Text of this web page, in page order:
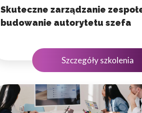
Skuteczne zarządzanie
budowanie autorytetu szefa
Szczegóły szkolenia